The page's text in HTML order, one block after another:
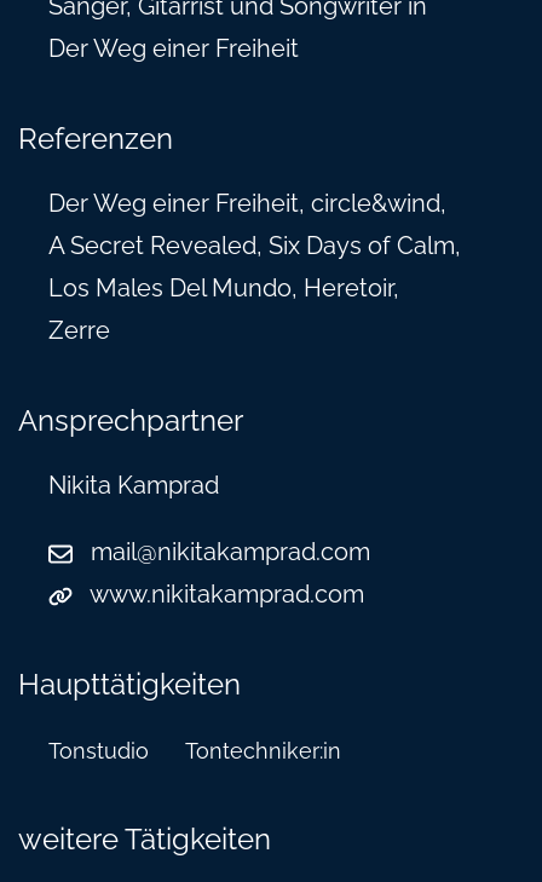
Sänger, Gitarrist und Songwriter in
Der Weg einer Freiheit
Referenzen
Der Weg einer Freiheit, circle&wind,
A Secret Revealed, Six Days of Calm,
Los Males Del Mundo, Heretoir,
Zerre
Ansprechpartner
Nikita Kamprad
mail@nikitakamprad.com
www.nikitakamprad.com
Haupttätigkeiten
Tonstudio Tontechniker:in
weitere Tätigkeiten